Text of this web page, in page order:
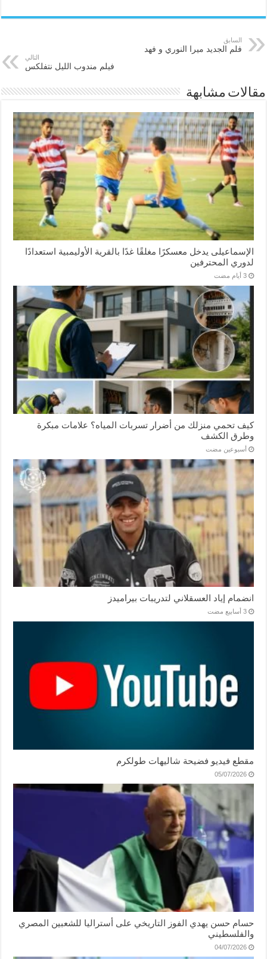
السابق
فلم الجديد ميرا النوري و فهد
التالي
فيلم مندوب الليل نتفلكس
مقالات مشابهة
الإسماعیلی یدخل معسكرًا مغلقًا غدًا بالقرية الأوليمبية استعدادًا
لدوري المحترفين
‏3 أيام مضت
كيف تحمي منزلك من أضرار تسربات المياه؟ علامات مبكرة
وطرق الكشف
‏أسبوعين مضت
انضمام إياد العسقلاني لتدريبات بيراميدز
‏3 أسابيع مضت
مقطع فيديو فضيحة شاليهات طولكرم
05/07/2026
حسام حسن يهدي الفوز التاريخي على أستراليا للشعبين المصري
والفلسطيني
04/07/2026